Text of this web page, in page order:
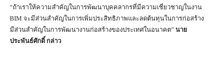
“ถ้าเราให้ความสำคัญในการพัฒนาบุคคลากรที่มีความเชี่ยวชาญในงาน
BIM จะมีส่วนสำคัญในการเพิ่มประสิทธิภาพและลดต้นทุนในการก่อสร้าง
มีส่วนสำคัญในการพัฒนางานก่อสร้างของประเทศในอนาคต” นาย
ประพันธ์ศักดิ์ กล่าว